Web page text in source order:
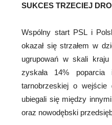
SUKCES TRZECIEJ
Wspólny start PSL i
okazał się strzałem w
ugrupowań w skali
zyskała 14%
tarnobrzeskiej o
ubiegali się między
oraz nowodębski